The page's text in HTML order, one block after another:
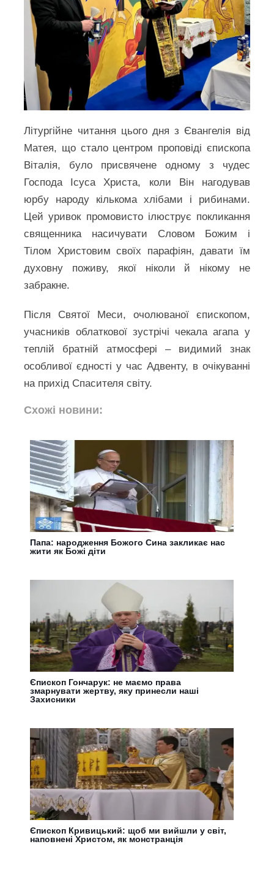
Літургійне читання цього дня з Євангелія від
Матея, що стало центром проповіді єпископа
Віталія, було присвячене одному з чудес
Господа Ісуса Христа, коли Він нагодував
юрбу народу кількома хлібами і рибинами.
Цей уривок промовисто ілюструє покликання
священника насичувати Словом Божим і
Тілом Христовим своїх парафіян, давати їм
духовну поживу, якої ніколи й нікому не
забракне.
Після Святої Меси, очолюваної єпископом,
учасників облаткової зустрічі чекала агапа у
теплій братній атмосфері – видимий знак
особливої єдності у час Адвенту, в очікуванні
на прихід Спасителя світу.
Схожі новини:
Папа: народження Божого Сина закликає нас
жити як Божі діти
Єпископ Гончарук: не маємо права
змарнувати жертву, яку принесли наші
Захисники
Єпископ Кривицький: щоб ми вийшли у світ,
наповнені Христом, як монстранція